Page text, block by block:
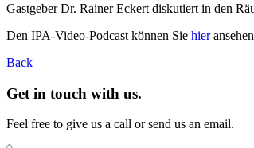
Gastgeber Dr. Rainer Eckert diskutiert in den
Den IPA-Video-Podcast können Sie hier
Back
Get in touch with us.
Feel free to give us a call or send us an email.